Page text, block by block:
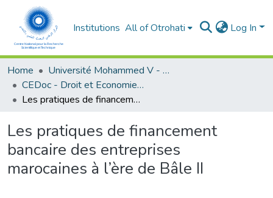
Institutions All of Otrohati Log In
Home
Université Mohammed V - Rabat
CEDoc - Droit et Economie (FSJES Agdal)
Les pratiques de financement bancaire des entreprises marocaines à l’ère de Bâle II
Les pratiques de financement
bancaire des entreprises
marocaines à l’ère de Bâle II